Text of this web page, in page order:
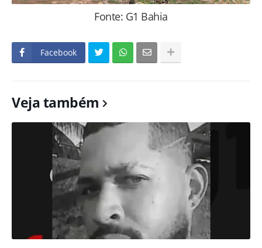
Fonte: G1 Bahia
Facebook
Veja também